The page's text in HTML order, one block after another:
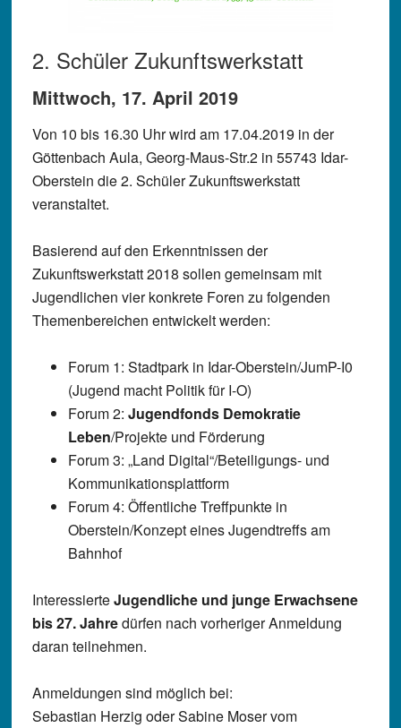
2. Schüler Zukunftswerkstatt
Mittwoch, 17. April 2019
Von 10 bis 16.30 Uhr wird am 17.04.2019 in der
Göttenbach Aula, Georg-Maus-Str.2 in 55743 Idar-
Oberstein die 2. Schüler Zukunftswerkstatt
veranstaltet.
Basierend auf den Erkenntnissen der
Zukunftswerkstatt 2018 sollen gemeinsam mit
Jugendlichen vier konkrete Foren zu folgenden
Themenbereichen entwickelt werden:
Forum 1: Stadtpark in Idar-Oberstein/JumP-I0
(Jugend macht Politik für I-O)
Forum 2: Jugendfonds Demokratie
Leben/Projekte und Förderung
Forum 3: „Land Digital“/Beteiligungs- und
Kommunikationsplattform
Forum 4: Öffentliche Treffpunkte in
Oberstein/Konzept eines Jugendtreffs am
Bahnhof
InteressierteJugendliche und junge Erwachsene
bis 27. Jahredürfen nach vorheriger Anmeldung
daran teilnehmen.
Anmeldungen sind möglich bei:
Sebastian Herzig oder Sabine Moser vom